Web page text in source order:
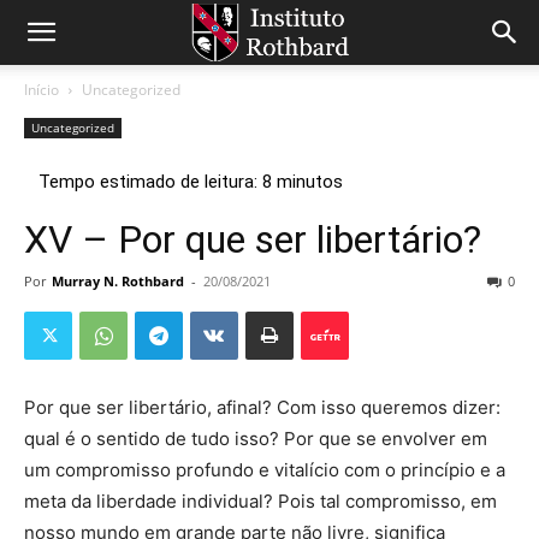
Início Uncategorized
Uncategorized
XV – Por que ser libertário?
Por Murray N. Rothbard - 20/08/2021 0
Por que ser libertário, afinal? Com isso queremos dizer:
qual é o sentido de tudo isso? Por que se envolver em
um compromisso profundo e vitalício com o princípio e a
meta da liberdade individual? Pois tal compromisso, em
nosso mundo em grande parte não livre, significa